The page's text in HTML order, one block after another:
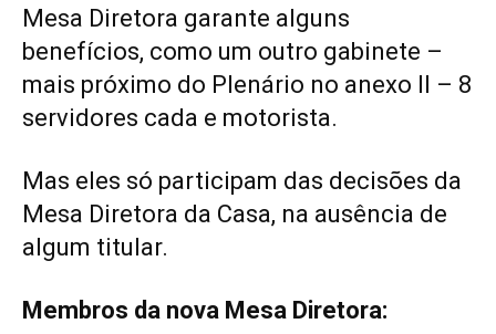
Mesa Diretora garante alguns
benefícios, como um outro gabinete –
mais próximo do Plenário no anexo II – 8
servidores cada e motorista.
Mas eles só participam das decisões da
Mesa Diretora da Casa, na ausência de
algum titular.
Membros da nova Mesa Diretora: